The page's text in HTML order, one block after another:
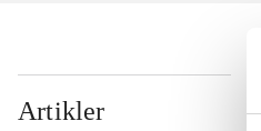
Artikler